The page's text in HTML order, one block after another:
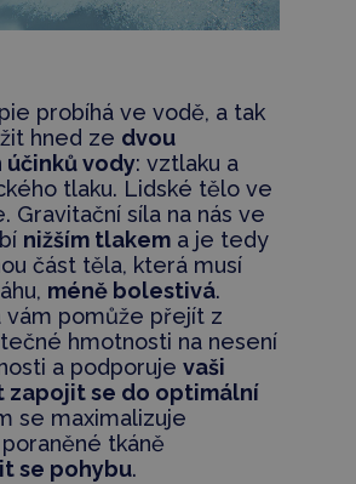
probíhá ve vodě, a tak
hned ze dvou
vody: vztlaku a
tlaku. Lidské tělo ve
Gravitační síla na nás ve
nižším tlakema je tedy
část těla, která musí
méně bolestivá.
vám pomůže přejít z
hmotnosti na nesení
a podporuje vaši
zapojit se do optimální
se maximalizuje
tkáně
se pohybu.